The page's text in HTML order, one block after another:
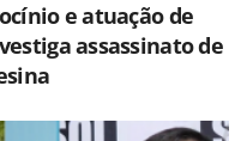
e atuação de
assassinato de